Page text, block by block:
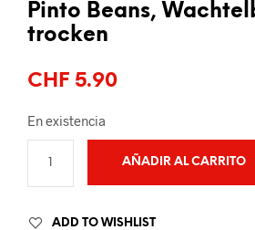
Pinto Beans,
trocken
CHF 5.90
En existencia
AÑADIR AL CARRITO
ADD TO WISHLIST